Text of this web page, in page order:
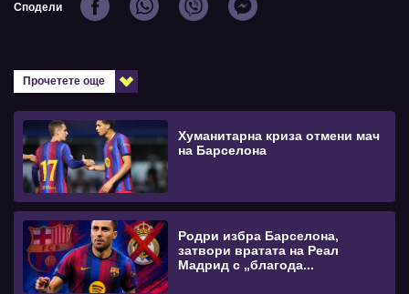
Сподели
Прочетете още
Хуманитарна криза отмени мач
на Барселона
Родри избра Барселона,
затвори вратата на Реал
Мадрид с „благода...